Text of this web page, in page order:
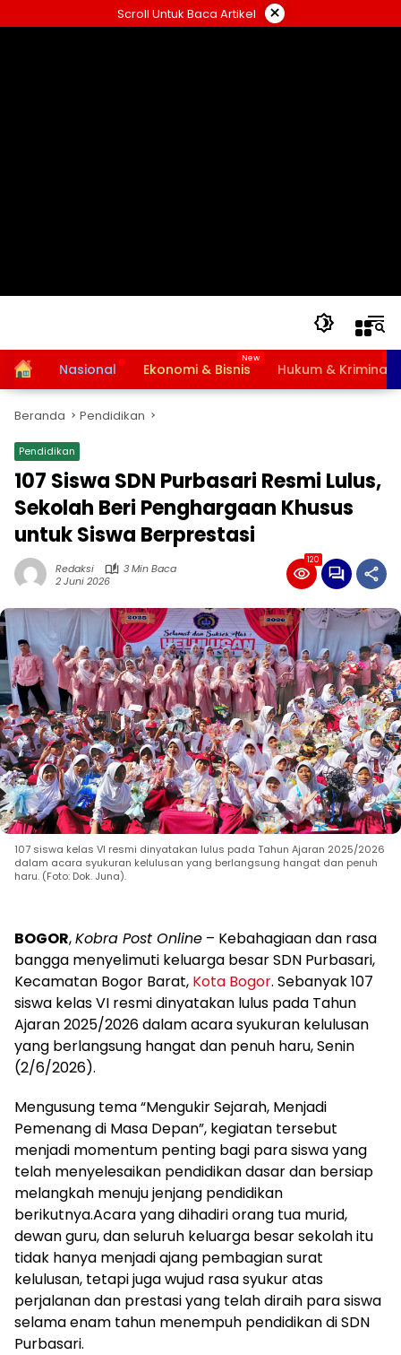
ke
Scroll Untuk Baca Artikel ×
HomeNasional Ekonomi & Bisnis Hukum & Kriminal
Beranda Pendidikan
Pendidikan
107 Siswa SDN Purbasari Resmi Lulus,
Sekolah Beri Penghargaan Khusus
untuk Siswa Berprestasi
Redaksi
3 Min Baca
2 Juni 2026
120
107 siswa kelas VI resmi dinyatakan lulus pada Tahun Ajaran 2025/2026
dalam acara syukuran kelulusan yang berlangsung hangat dan penuh
haru. (Foto: Dok. Juna).
BOGOR,Kobra Post Online – Kebahagiaan dan rasa
bangga menyelimuti keluarga besar SDN Purbasari,
Kecamatan Bogor Barat, Kota Bogor. Sebanyak 107
siswa kelas VI resmi dinyatakan lulus pada Tahun
Ajaran 2025/2026 dalam acara syukuran kelulusan
yang berlangsung hangat dan penuh haru, Senin
(2/6/2026).
Mengusung tema “Mengukir Sejarah, Menjadi
Pemenang di Masa Depan”, kegiatan tersebut
menjadi momentum penting bagi para siswa yang
telah menyelesaikan pendidikan dasar dan bersiap
melangkah menuju jenjang pendidikan
berikutnya.Acara yang dihadiri orang tua murid,
dewan guru, dan seluruh keluarga besar sekolah itu
tidak hanya menjadi ajang pembagian surat
kelulusan, tetapi juga wujud rasa syukur atas
perjalanan dan prestasi yang telah diraih para siswa
selama enam tahun menempuh pendidikan di SDN
Purbasari.